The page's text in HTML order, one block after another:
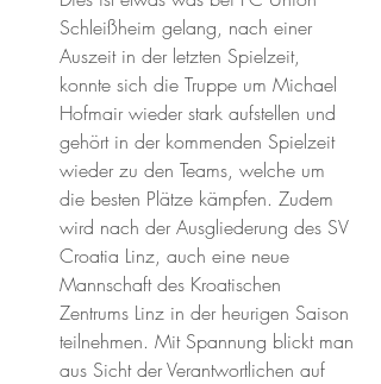
Schleißheim gelang, nach einer
Auszeit in der letzten Spielzeit,
konnte sich die Truppe um Michael
Hofmair wieder stark aufstellen und
gehört in der kommenden Spielzeit
wieder zu den Teams, welche um
die besten Plätze kämpfen. Zudem
wird nach der Ausgliederung des SV
Croatia Linz, auch eine neue
Mannschaft des Kroatischen
Zentrums Linz in der heurigen Saison
teilnehmen. Mit Spannung blickt man
aus Sicht der Verantwortlichen auf